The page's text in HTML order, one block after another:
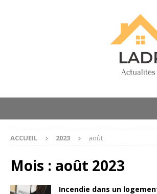
ACCUEIL 2023 août
Mois : août 2023
Incendie dans un